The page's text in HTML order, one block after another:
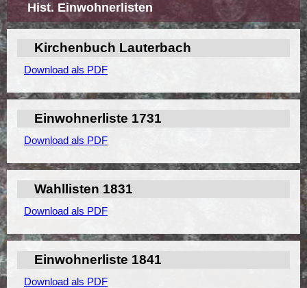
Hist. Einwohnerlisten
Kirchenbuch Lauterbach
Download als PDF
Einwohnerliste 1731
Download als PDF
Wahllisten 1831
Download als PDF
Einwohnerliste 1841
Download als PDF